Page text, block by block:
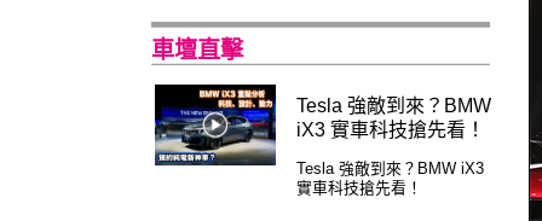
車壇直擊
Tesla 強敵到來？BMW
iX3 實車科技搶先看！
Tesla 強敵到來？BMW iX3
實車科技搶先看！